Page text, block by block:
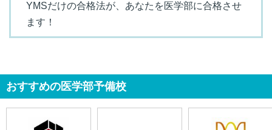
YMSだけの合格法が、あなたを医学部に合格させ
ます！
おすすめの医学部予備校